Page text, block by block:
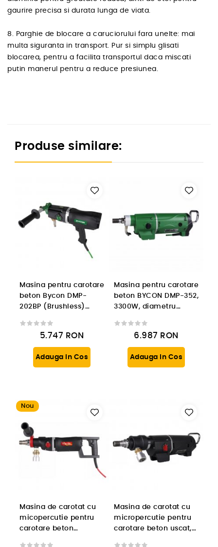
gaurire precisa si durata lunga de viata.
8. Parghie de blocare a caruciorului fara unelte: mai
multa siguranta in transport. Pur si simplu glisati
blocarea, pentru a facilita transportul daca miscati
putin manerul pentru a reduce presiunea.
Produse similare:
Masina pentru carotare
beton Bycon DMP-
202BP (Brushless)
5.747 RON
Adauga In Cos
Masina pentru carotare
beton BYCON DMP-352,
3300W, diametru
6.987 RON
Adauga In Cos
Nou
Masina de carotat cu
micopercutie pentru
carotare beton
Masina de carotat cu
micropercutie pentru
carotare beton uscat,